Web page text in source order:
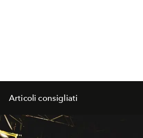
Articoli consigliati